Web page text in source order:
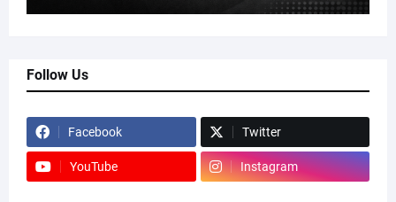
Follow Us
Facebook Twitter
YouTube Instagram